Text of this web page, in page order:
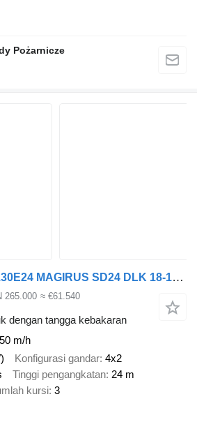
Pożarnicze
IVECO EuroCargo 130E24 MAGIRUS SD24 DLK 18-12 CC
265.000 ≈ €61.540
dengan tangga kebakaran
m/h
Konfigurasi gandar 4x2
Tinggi pengangkatan 24 m
kursi 3